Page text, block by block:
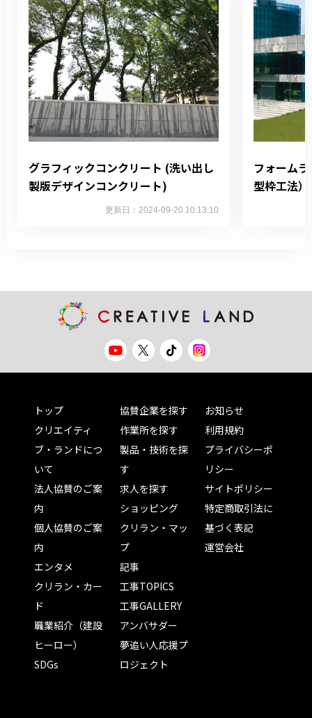
グラフィックコンクリート (洗い出し
製版デザインコンクリート)
更新日：2024-09-20 10:13:10
フォーム
型枠工法）
トップ
クリエイティ
ブ・ランドにつ
いて
法人協賛のご案
内
個人協賛のご案
内
エンタメ
クリラン・カー
ド
職業紹介（建設
ヒーロー）
SDGs
協賛企業を探す
作業所を探す
製品・技術を探
す
求人を探す
ショッピング
クリラン・マッ
プ
記事
工事TOPICS
工事GALLERY
アンバサダー
夢追い人応援プ
ロジェクト
お知らせ
利用規約
プライバシーポ
リシー
サイトポリシー
特定商取引法に
基づく表記
運営会社